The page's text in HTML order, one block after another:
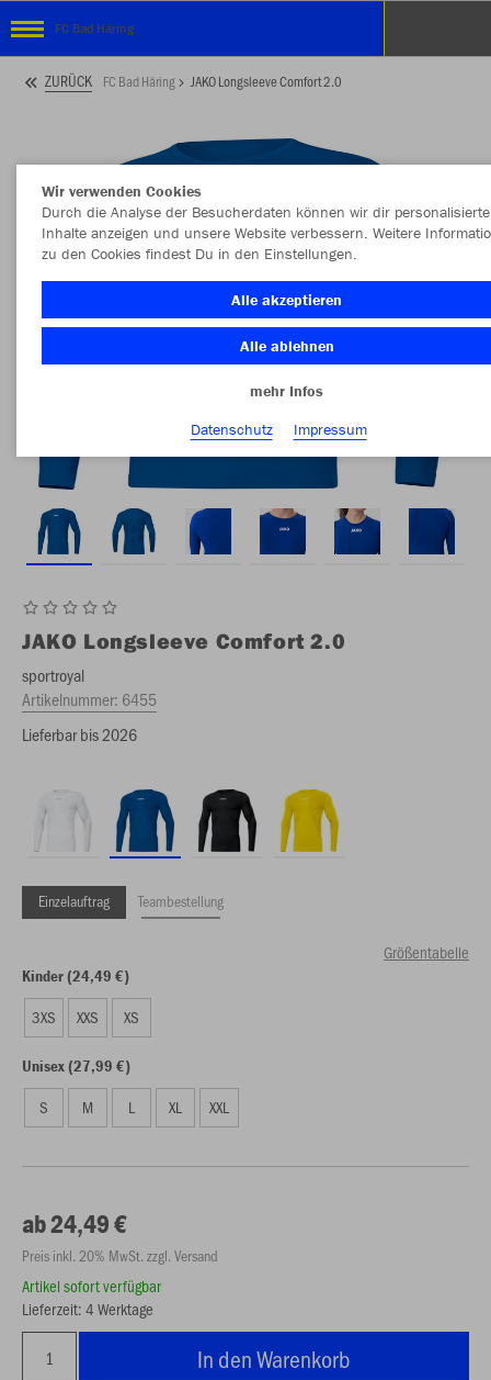
FC Bad Häring
ZURÜCK FC Bad Häring JAKO Longsleeve Comfort 2.0
JAKO Longsleeve Comfort 2.0
sportroyal
Artikelnummer: 6455
Lieferbar bis 2026
Einzelauftrag Teambestellung
Größentabelle
Kinder (24,49 €)
3XS XXS XS
Unisex (27,99 €)
S M L XL XXL
ab 24,49 €
Preis inkl. 20% MwSt. zzgl. Versand
Artikel sofort verfügbar
Lieferzeit: 4 Werktage
In den Warenkorb
Wir verwenden Cookies
Durch die Analyse der Besucherdaten können wir dir personalisierte
Inhalte anzeigen und unsere Website verbessern. Weitere
zu den Cookies findest Du in den Einstellungen.
Alle akzeptieren
Alle ablehnen
mehr Infos
Datenschutz
Impressum